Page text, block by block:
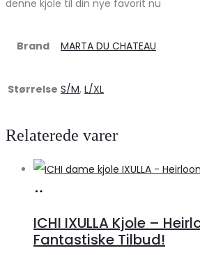
denne kjole til din nye favorit nu
Brand MARTA DU CHATEAU
Størrelse S/M, L/XL
Relaterede varer
Klædeskabet.dk
ICHI IXULLA Kjole –
Fantastiske Tilbud!